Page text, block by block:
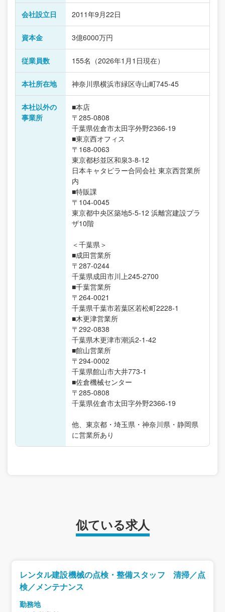
会社設立日 2011年9月22日
資本金 3億6000万円
従業員数 155名（2026年1月1日現在）
本社所在地 神奈川県横浜市緑区寺山町745-45
本社以外の
事業所
■本店
〒285-0808
千葉県佐倉市太田字外野2366-19
■東京西オフィス
〒168-0063
東京都杉並区和泉3-8-12
日本キャタピラー合同会社 東京西営業所
内
■特販課
〒104-0045
東京都中央区築地5-5-12 浜離宮建設プラ
ザ10階
＜千葉県＞
■成田営業所
〒287-0244
千葉県成田市川上245-2700
■千葉営業所
〒264-0021
千葉県千葉市若葉区若松町2228-1
■木更津営業所
〒292-0838
千葉県木更津市潮浜2-1-42
■館山営業所
〒294-0002
千葉県館山市大井773-1
■佐倉機械センター
〒285-0808
千葉県佐倉市太田字外野2366-19
他、東京都・埼玉県・神奈川県・静岡県
に営業所あり
似ている求人
レンタル建設機械の点検・整備スタッフ 清掃／点
検／メンテナンス
勤務地